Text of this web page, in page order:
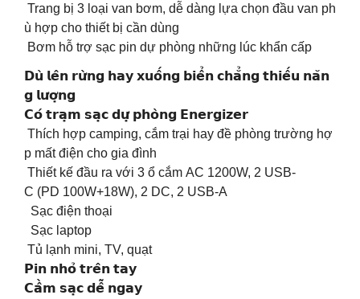
️ Trang bị 3 loại van bơm, dễ dàng lựa chọn đầu van ph
ù hợp cho thiết bị cần dùng
️ Bơm hỗ trợ sạc pin dự phòng những lúc khẩn cấp
𝗗𝘂̀ 𝗹𝗲̂𝗻 𝗿𝘂̛̀𝗻𝗴 𝗵𝗮𝘆 𝘅𝘂𝗼̂́𝗻𝗴 𝗯𝗶𝗲̂̉𝗻 𝗰𝗵𝗮̆̉𝗻𝗴 𝘁𝗵𝗶𝗲̂́𝘂 𝗻𝗮̆𝗻
𝗴 𝗹𝘂̛𝗼̛̣𝗻𝗴
𝗖𝗼́ 𝘁𝗿𝗮̣𝗺 𝘀𝗮̣𝗰 𝗱𝘂̛̣ 𝗽𝗵𝗼̀𝗻𝗴 𝗘𝗻𝗲𝗿𝗴𝗶𝘇𝗲𝗿
️ Thích hợp camping, cắm trại hay đề phòng trường hợ
p mất điện cho gia đình
️ Thiết kế đầu ra với 3 ổ cắm AC 1200W, 2 USB-
C (PD 100W+18W), 2 DC, 2 USB-A
Sạc điện thoại
Sạc laptop
Tủ lạnh mini, TV, quạt
𝗣𝗶𝗻 𝗻𝗵𝗼̉ 𝘁𝗿𝗲̂𝗻 𝘁𝗮𝘆
𝗖𝗮̂̀𝗺 𝘀𝗮̣𝗰 𝗱𝗲̂̃ 𝗻𝗴𝗮𝘆